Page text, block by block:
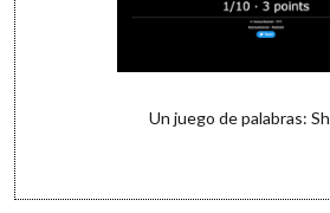
Un juego de palabras: